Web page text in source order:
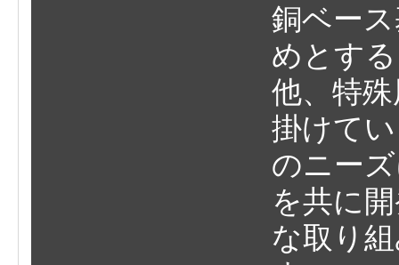
銅ベー
めとす
他、特
掛けて
のニー
を共に
な取り